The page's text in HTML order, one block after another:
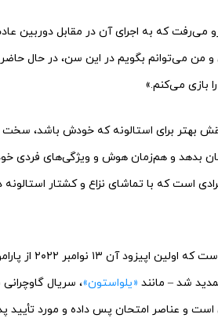
می‌رفت که به اجرای آن در مقابل دوربین
می‌توانم بگویم در این سن، در حال حاضر،
بازی می‌کنم.»
نقش بهتر برای استالونه که خودش باشد،
بدهد و هم‌زمان هوش و ویژگی‌های فردی خود
است که با تماشای نزاع و کشتار
، خالق سریال ۹
شد – مانند «یلواستون»، سریال
و عناصر امتحان پس داده و مورد تأیید